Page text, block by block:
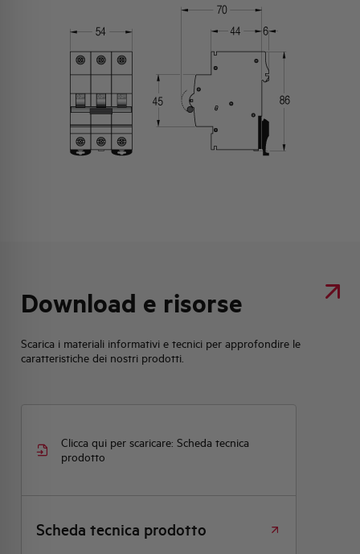
Download e risorse
Scarica i materiali informativi e tecnici per approfondire le
caratteristiche dei nostri prodotti.
Clicca qui per scaricare: Scheda tecnica
prodotto
Scheda tecnica prodotto